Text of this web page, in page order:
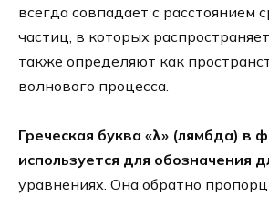
всегда совпадает с расстоянием
частиц, в которых
также определяют как
волнового процесса.
Греческая буква «λ» (лямбда) в
используется для обозначения
уравнениях. Она обратно